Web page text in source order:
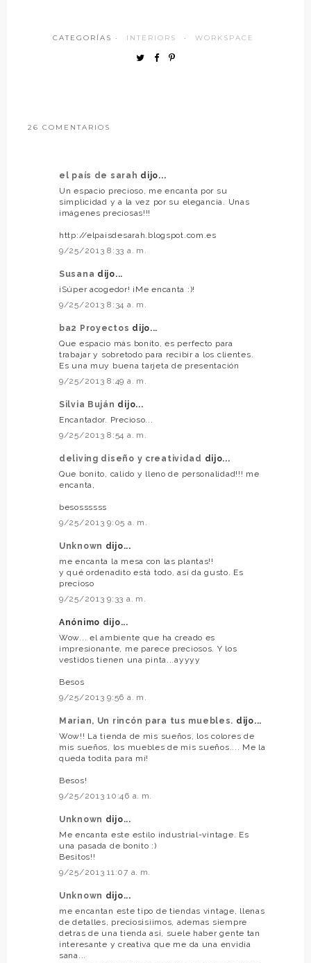
CATEGORÍAS · INTERIORS · WORKSPACE
26 COMENTARIOS
el país de sarah dijo...
Un espacio precioso, me encanta por su
simplicidad y a la vez por su elegancia. Unas
imágenes preciosas!!!
http://elpaisdesarah.blogspot.com.es
9/25/2013 8:33 a. m.
Susana dijo...
¡Súper acogedor! ¡Me encanta :)!
9/25/2013 8:34 a. m.
ba2 Proyectos dijo...
Que espacio más bonito, es perfecto para
trabajar y sobretodo para recibir a los clientes.
Es una muy buena tarjeta de presentación
9/25/2013 8:49 a. m.
Silvia Buján dijo...
Encantador. Precioso...
9/25/2013 8:54 a. m.
deliving diseño y creatividad dijo...
Que bonito, calido y lleno de personalidad!!! me
encanta,
besossssss
9/25/2013 9:05 a. m.
Unknown dijo...
me encanta la mesa con las plantas!!
y qué ordenadito está todo, así da gusto. Es
precioso
9/25/2013 9:33 a. m.
Anónimo dijo...
Wow... el ambiente que ha creado es
impresionante, me parece preciosos. Y los
vestidos tienen una pinta...ayyyy
Besos
9/25/2013 9:56 a. m.
Marian, Un rincón para tus muebles. dijo...
Wow!! La tienda de mis sueños, los colores de
mis sueños, los muebles de mis sueños.... Me la
queda todita para mí!
Besos!
9/25/2013 10:46 a. m.
Unknown dijo...
Me encanta este estilo industrial-vintage. Es
una pasada de bonito :)
Besitos!!
9/25/2013 11:07 a. m.
Unknown dijo...
me encantan este tipo de tiendas vintage, llenas
de detalles, preciosisiimos, ademas siempre
detras de una tienda asi, suele haber gente tan
interesante y creativa que me da una envidia
sana...